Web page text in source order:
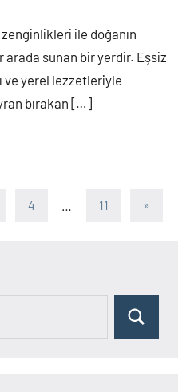
ile doğanın
sunan bir yerdir. Eşsiz
ve yerel lezzetleriyle
bırakan […]
4 11
Sonraki
»
Ara